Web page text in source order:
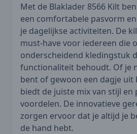
Met de Blaklader 8566 Kilt
een comfortabele pasvorm
je dagelijkse activiteiten. De
must-have voor iedereen die
onderscheidend kledingstuk
functionaliteit behoudt. Of je
bent of gewoon een dagje uit
biedt de juiste mix van stijl en
voordelen. De innovatieve
zorgen ervoor dat je altijd je
de hand hebt.